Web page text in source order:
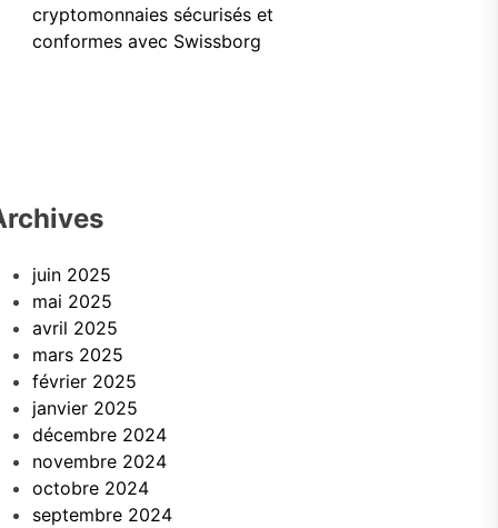
cryptomonnaies sécurisés et
conformes avec Swissborg
juin 2025
mai 2025
avril 2025
mars 2025
février 2025
janvier 2025
décembre 2024
novembre 2024
octobre 2024
septembre 2024